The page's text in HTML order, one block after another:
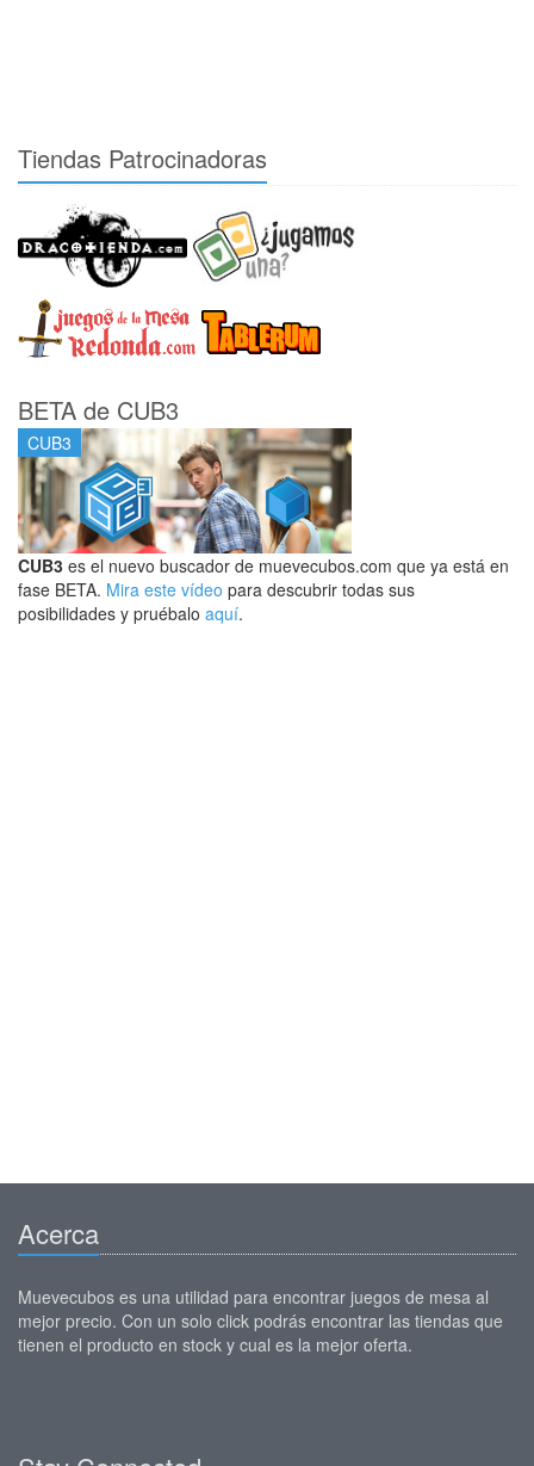
Tiendas Patrocinadoras
BETA de CUB3
CUB3
CUB3 es el nuevo buscador de muevecubos.com que ya está en
fase BETA. Mira este vídeo para descubrir todas sus
posibilidades y pruébalo aquí.
Acerca
Muevecubos es una utilidad para encontrar juegos de mesa al
mejor precio. Con un solo click podrás encontrar las tiendas que
tienen el producto en stock y cual es la mejor oferta.